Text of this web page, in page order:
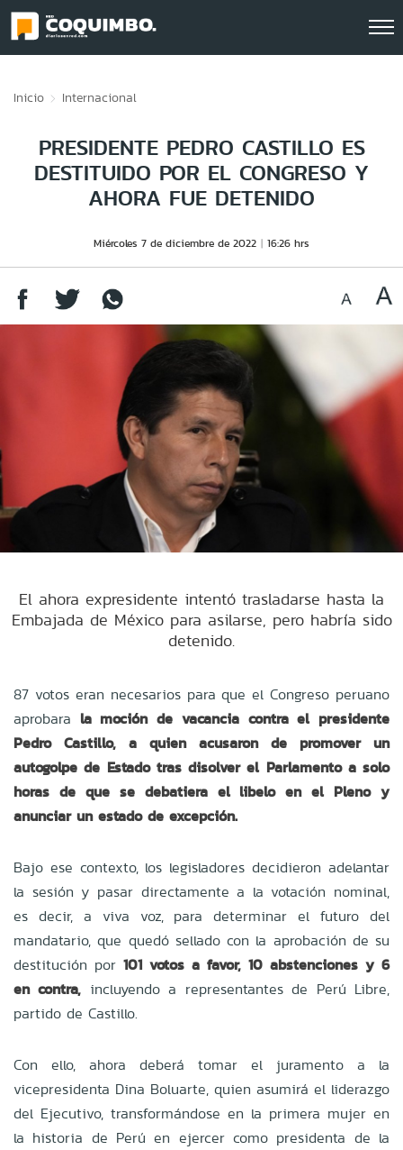
Inicio Internacional
PRESIDENTE PEDRO CASTILLO ES
DESTITUIDO POR EL CONGRESO Y
AHORA FUE DETENIDO
Miércoles 7 de diciembre de 2022 16:26 hrs
El ahora expresidente intentó trasladarse hasta la
Embajada de México para asilarse, pero habría sido
detenido.
87 votos eran necesarios para que el Congreso peruano
aprobara la moción de vacancia contra el presidente
Pedro Castillo, a quien acusaron de promover un
autogolpe de Estado tras disolver el Parlamento a solo
horas de que se debatiera el libelo en el Pleno y
anunciar un estado de excepción.
Bajo ese contexto, los legisladores decidieron adelantar
la sesión y pasar directamente a la votación nominal,
es decir, a viva voz, para determinar el futuro del
mandatario, que quedó sellado con la aprobación de su
destitución por 101 votos a favor, 10 abstenciones y 6
en contra, incluyendo a representantes de Perú Libre,
partido de Castillo.
Con ello, ahora deberá tomar el juramento a la
vicepresidenta Dina Boluarte, quien asumirá el liderazgo
del Ejecutivo, transformándose en la primera mujer en
la historia de Perú en ejercer como presidenta de la